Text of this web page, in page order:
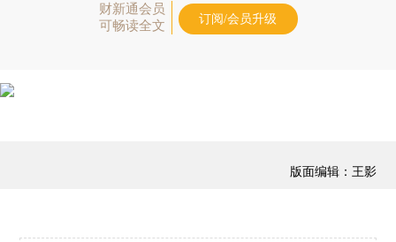
财新通会员
可畅读全文
订阅/会员升级
版面编辑：王影